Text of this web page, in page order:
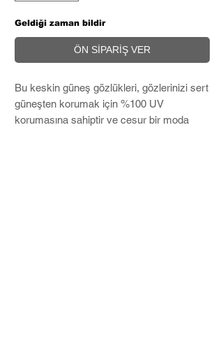
Geldiği zaman bildir
ÖN SİPARİŞ VER
Bu keskin güneş gözlükleri, gözlerinizi sert
güneşten korumak için %100 UV
korumasına sahiptir ve cesur bir moda